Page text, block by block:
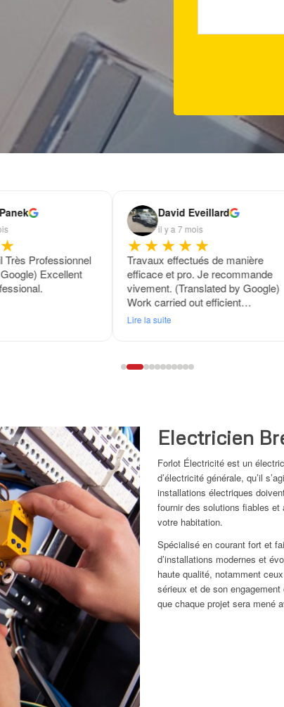
Très Professionnel
Excellent
David Eveillard
il y a 7 mois
★★★★★
Travaux effectués de manière
efficace et pro. Je recommande
vivement. (Translated by Google)
Work carried out efficient…
Lire la suite
Electricien
Forlot Électricité est un
d’électricité générale, qu’il
installations électriques
fournir des solutions fiables
votre habitation.
Spécialisé en courant fort et
d’installations modernes et
haute qualité, notamment
sérieux et de son
que chaque projet sera mené